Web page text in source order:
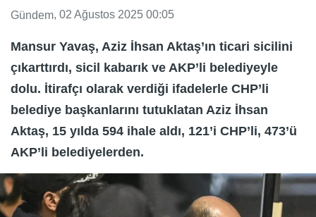
Gündem, 02 Ağustos 2025 00:05
Mansur Yavaş, Aziz İhsan Aktaş’ın ticari sicilini
çıkarttırdı, sicil kabarık ve AKP’li belediyeyle
dolu. İtirafçı olarak verdiği ifadelerle CHP’li
belediye başkanlarını tutuklatan Aziz İhsan
Aktaş, 15 yılda 594 ihale aldı, 121’i CHP’li, 473’ü
AKP’li belediyelerden.